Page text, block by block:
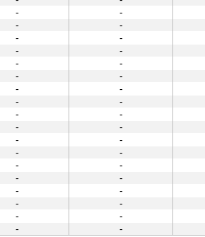
- -
- -
- -
- -
- -
- -
- -
- -
- -
- -
- -
- -
- -
- -
- -
- -
- -
- -